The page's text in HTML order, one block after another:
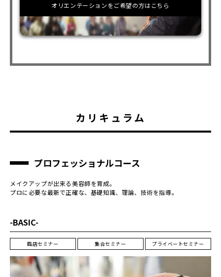
オリエンテーションをご希望の方はこちら
カリキュラム
プロフェッショナルコース
メイクアップが出来る美容師を育成。
プロに必要な最新で正確な、基礎知識、理論、技術を指導。
-BASIC-
臨店セミナー 集合セミナー プライベートセミナー